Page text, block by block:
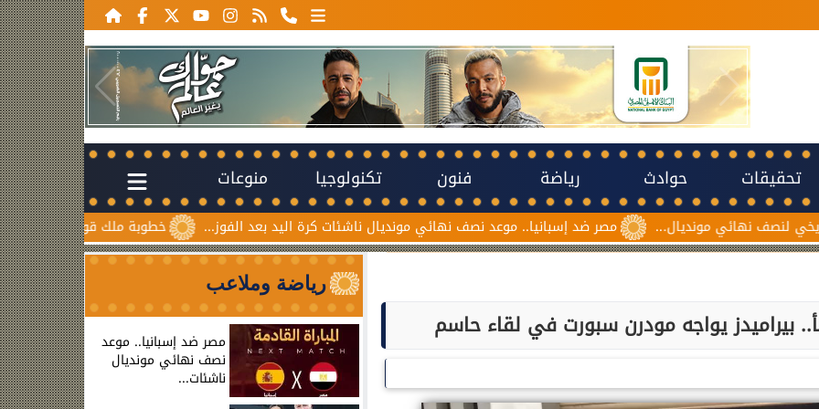
تحقيقات حوادث رياضة فنون تكنولوجيا منوعات
خطوبة ملك قورة ويوسف عثمان.. مصر ضد إسبانيا.. موعد نصف نهائي مونديال ناشئات كرة اليد بعد الفوز... نهائي مونديال...
بيراميدز يواجه مودرن سبورت في لقاء حاسم
رياضة وملاعب
مصر ضد إسبانيا.. موعد
نصف نهائي مونديال
ناشئات...